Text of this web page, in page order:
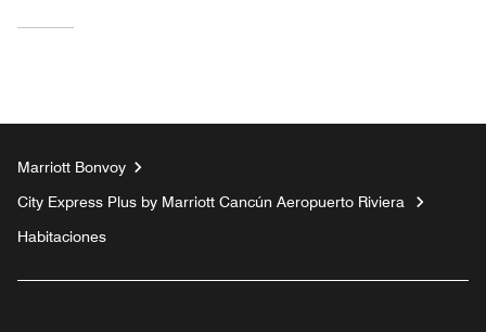
Marriott Bonvoy
City Express Plus by Marriott Cancún Aeropuerto Riviera
Habitaciones